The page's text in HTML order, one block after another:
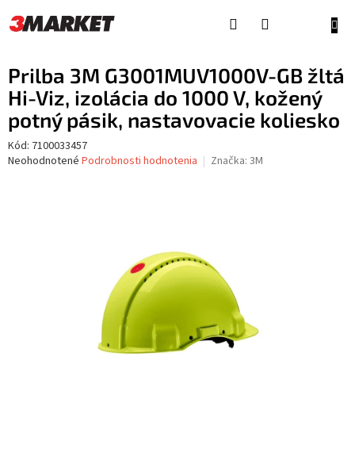
na
obsah
Prilba 3M G3001MUV1000V-GB žltá
Hi-Viz, izolácia do 1000 V, kožený
potný pásik, nastavovacie koliesko
Kód: 7100033457
Priemerné
Neohodnotené Podrobnosti hodnotenia Značka: 3M